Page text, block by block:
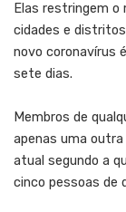
Elas restringem o
cidades e
novo coronavírus
sete dias.
Membros de
apenas uma
atual segundo a
cinco pessoas de